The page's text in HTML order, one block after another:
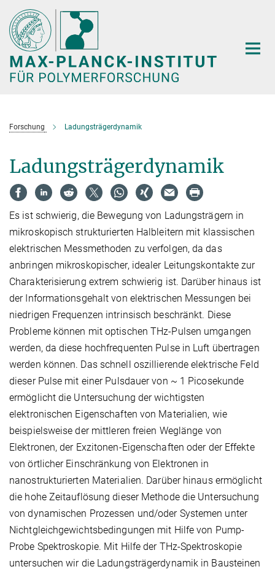
Hauptinhalt
Forschung Ladungsträgerdynamik
Ladungsträgerdynamik
Es ist schwierig, die Bewegung von Ladungsträgern in
mikroskopisch strukturierten Halbleitern mit klassischen
elektrischen Messmethoden zu verfolgen, da das
anbringen mikroskopischer, idealer Leitungskontakte zur
Charakterisierung extrem schwierig ist. Darüber hinaus ist
der Informationsgehalt von elektrischen Messungen bei
niedrigen Frequenzen intrinsisch beschränkt. Diese
Probleme können mit optischen THz-Pulsen umgangen
werden, da diese hochfrequenten Pulse in Luft übertragen
werden können. Das schnell oszillierende elektrische Feld
dieser Pulse mit einer Pulsdauer von ~ 1 Picosekunde
ermöglicht die Untersuchung der wichtigsten
elektronischen Eigenschaften von Materialien, wie
beispielsweise der mittleren freien Weglänge von
Elektronen, der Exzitonen-Eigenschaften oder der Effekte
von örtlicher Einschränkung von Elektronen in
nanostrukturierten Materialien. Darüber hinaus ermöglicht
die hohe Zeitauflösung dieser Methode die Untersuchung
von dynamischen Prozessen und/oder Systemen unter
Nichtgleichgewichtsbedingungen mit Hilfe von Pump-
Probe Spektroskopie. Mit Hilfe der THz-Spektroskopie
untersuchen wir die Ladungsträgerdynamik in Bausteinen